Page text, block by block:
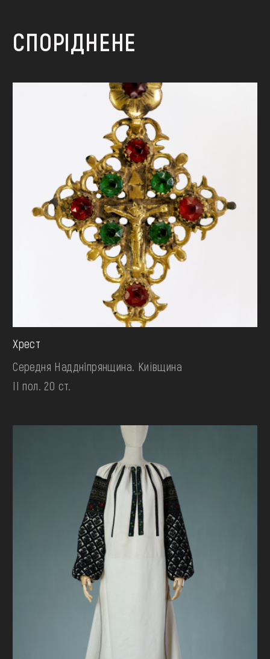
СПОРІДНЕНЕ
Хрест
Середня Наддніпрянщина. Київщина
II пол. 20 ст.